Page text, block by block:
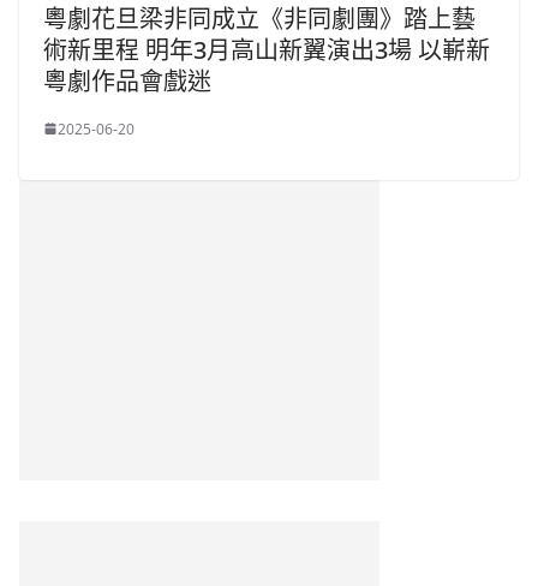
粵劇花旦梁非同成立《非同劇團》踏上藝
術新里程 明年3月高山新翼演出3場 以嶄新
粵劇作品會戲迷
2025-06-20